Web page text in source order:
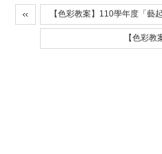
【色彩教案】110學年度「藝
【色彩